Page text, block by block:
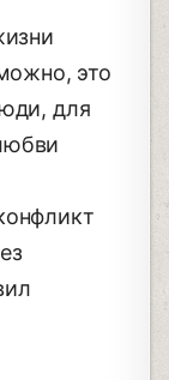
это
для